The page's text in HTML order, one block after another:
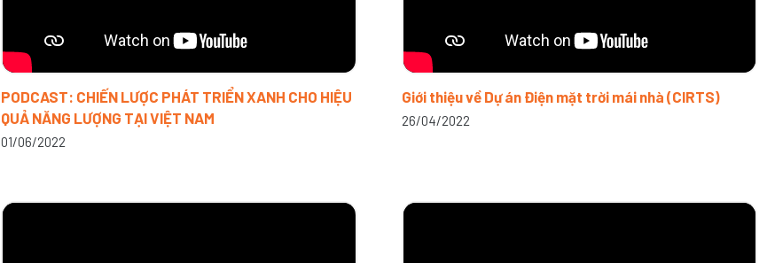
PODCAST: CHIẾN LƯỢC PHÁT TRIỂN XANH CHO HIỆU
QUẢ NĂNG LƯỢNG TẠI VIỆT NAM
01/06/2022
Giới thiệu về Dự án Điện mặt trời mái nhà (CIRTS)
26/04/2022